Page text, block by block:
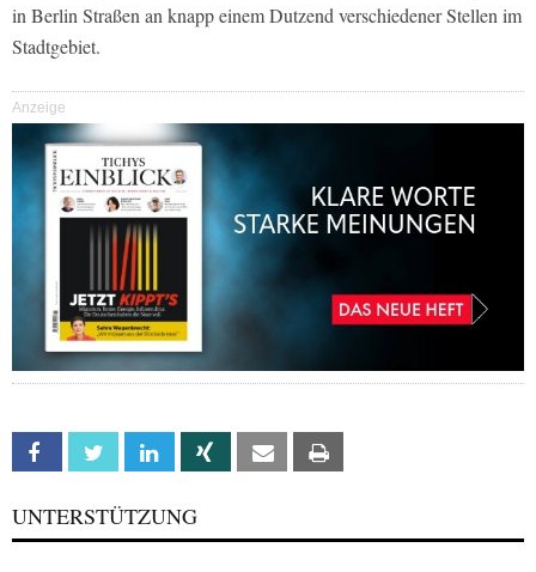
in Berlin Straßen an knapp einem Dutzend verschiedener Stellen im
Stadtgebiet.
Anzeige
Facebook Twitter Linkedin Xing Email
UNTERSTÜTZUNG